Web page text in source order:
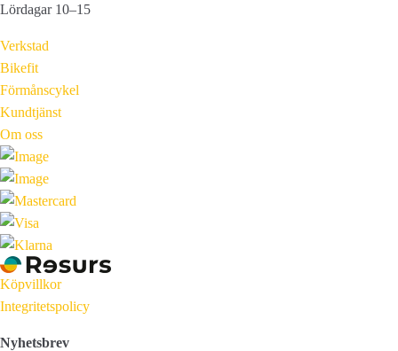
Lördagar 10–15
Verkstad
Bikefit
Förmånscykel
Kundtjänst
Om oss
Köpvillkor
Integritetspolicy
Nyhetsbrev